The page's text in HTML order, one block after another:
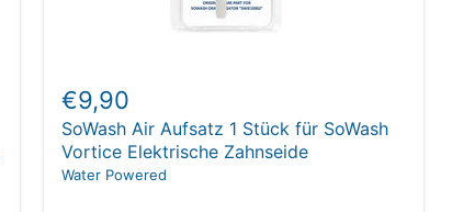
€9,90
SoWash Air Aufsatz 1 Stück für SoWash
Vortice Elektrische Zahnseide
Water Powered